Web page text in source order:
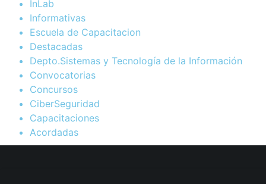
InLab
Informativas
Escuela de Capacitacion
Destacadas
Depto.Sistemas y Tecnología de la Información
Convocatorias
Concursos
CiberSeguridad
Capacitaciones
Acordadas